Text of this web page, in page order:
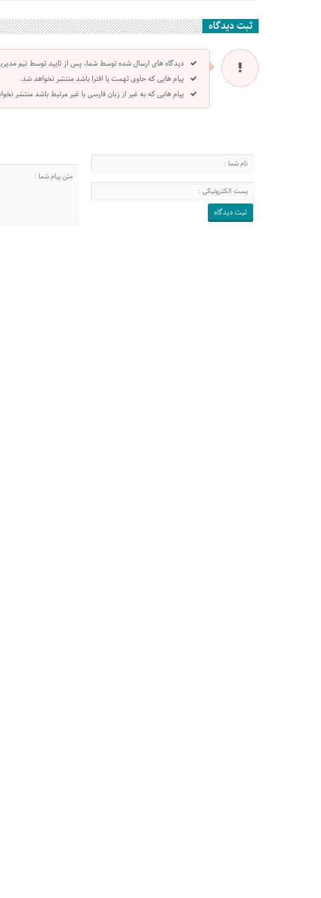
ثبت دیدگاه
دیدگاه های ارسال شده توسط شما، پس از تایید توسط تیم
پیام هایی که حاوی تهمت یا افترا باشد منتشر نخواهد شد.
پیام هایی که به غیر از زبان فارسی یا غیر مرتبط باشد منتشر